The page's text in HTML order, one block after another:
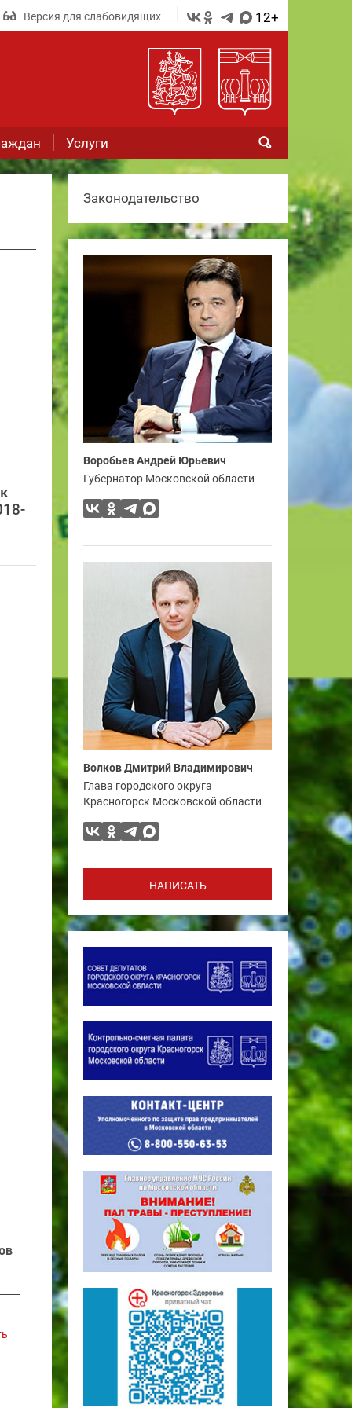
Версия для слабовидящих 12+
Услуги
Законодательство
Воробьев Андрей Юрьевич
Губернатор Московской области
Волков Дмитрий Владимирович
Глава городского округа
Красногорск Московской области
НАПИСАТЬ